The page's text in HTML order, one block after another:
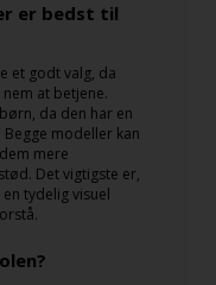
er bedst til
et godt valg, da
at betjene.
da den har en
modeller kan
mere
Det vigtigste er,
tydelig visuel